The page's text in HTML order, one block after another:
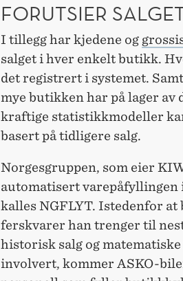
FORUTSIER
I tillegg har kjedene og
salget i hver enkelt butikk.
det registrert i systemet.
mye butikken har på lager av
kraftige statistikkmodeller
basert på tidligere salg.
Norgesgruppen, som eier
automatisert varepåfyllingen
kalles NGFLYT. Istedenfor
ferskvarer han trenger til
historisk salg og
involvert, kommer ASKO-